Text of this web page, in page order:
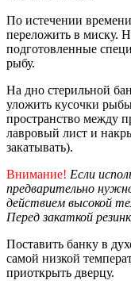
По истечении
переложить в миску.
подготовленные
рыбу.
На дно стерильной
уложить кусочки
пространство между
лавровый лист и
закатывать).
Внимание! Если
предварительно
действием высокой
Перед закаткой
Поставить банку в
самой низкой
приоткрыть дверцу.